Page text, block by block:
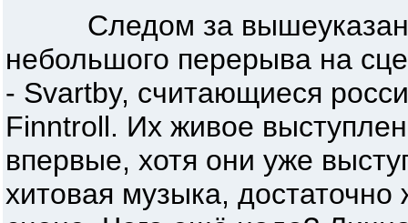
Следом за
небольшого перерыва на
- Svartby, считающиеся
Finntroll. Их живое
впервые, хотя они уже
хитовая музыка,